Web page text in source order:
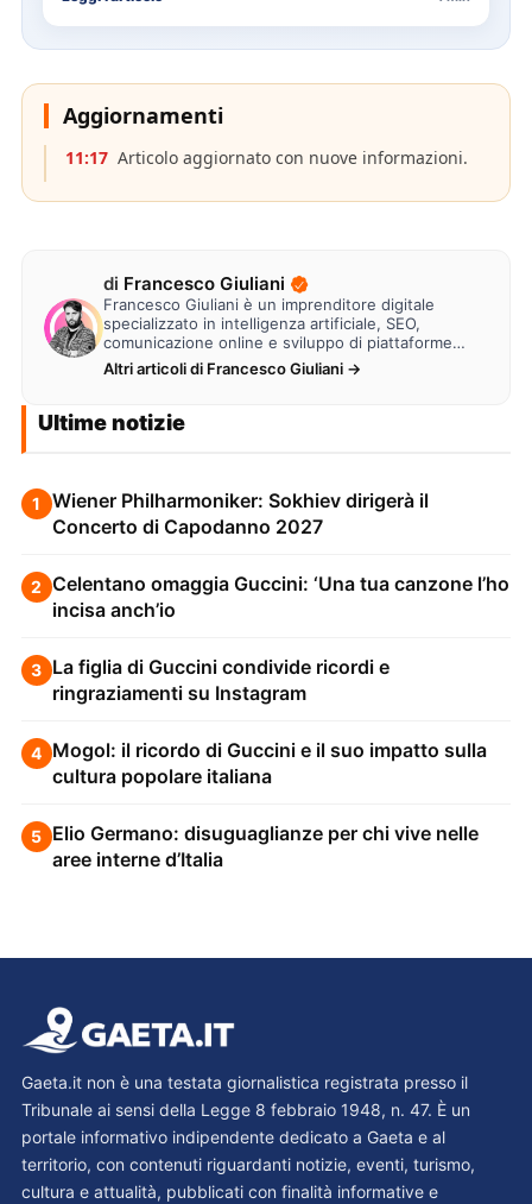
Aggiornamenti
11:17 Articolo aggiornato con nuove informazioni.
di Francesco Giuliani
Francesco Giuliani è un imprenditore digitale
specializzato in intelligenza artificiale, SEO,
comunicazione online e sviluppo di piattaforme
web. Lavora alla creazione di…
Altri articoli di Francesco Giuliani →
Ultime notizie
1
Wiener Philharmoniker: Sokhiev dirigerà il
Concerto di Capodanno 2027
2 Celentano omaggia Guccini: ‘Una tua canzone l’ho
incisa anch’io
3 La figlia di Guccini condivide ricordi e
ringraziamenti su Instagram
4 Mogol: il ricordo di Guccini e il suo impatto sulla
cultura popolare italiana
5 Elio Germano: disuguaglianze per chi vive nelle
aree interne d’Italia
Gaeta.it non è una testata giornalistica registrata presso il
Tribunale ai sensi della Legge 8 febbraio 1948, n. 47. È un
portale informativo indipendente dedicato a Gaeta e al
territorio, con contenuti riguardanti notizie, eventi, turismo,
cultura e attualità, pubblicati con finalità informative e